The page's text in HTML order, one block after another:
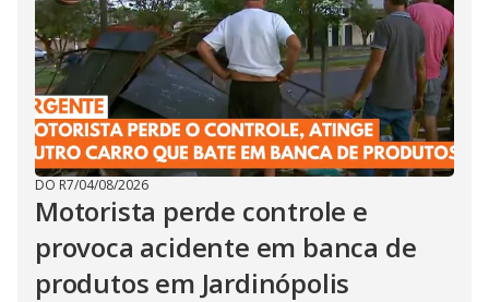
DO R7/04/08/2026
Motorista perde controle e
provoca acidente em banca de
produtos em Jardinópolis